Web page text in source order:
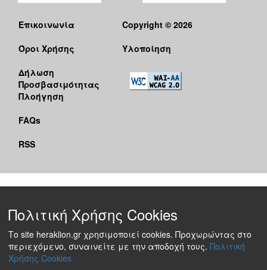
Επικοινωνία
Όροι Χρήσης
Δήλωση
Προσβασιμότητας
Πλοήγηση
FAQs
RSS
Copyright © 2026
Υλοποίηση
Πολιτική Χρήσης Cookies
Το site heraklion.gr χρησιμοποιεί cookies. Προχωρώντας στο
περιεχόμενο, συναινείτε με την αποδοχή τους. Πολιτική
Χρήσης Cookies